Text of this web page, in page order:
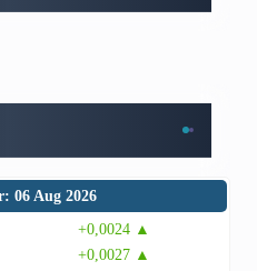
06 Aug 2026
+0,0024 ▲
+0,0027 ▲